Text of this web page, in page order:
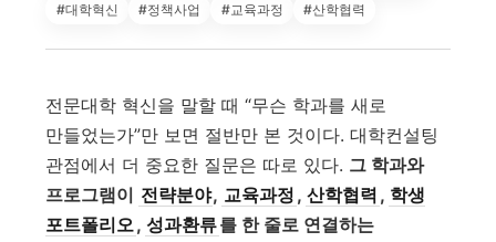
#대학혁신
#정책사업 #교육과정 #산학협력
전문대학 혁신을 말할 때 “무슨 학과를 새로
만들었는가”만 보면 절반만 본 것이다. 대학컨설팅
관점에서 더 중요한 질문은 따로 있다. 그 학과와
프로그램이 전략분야, 교육과정 , 산학협력 , 학생
포트폴리오, 성과환류를 한 줄로 연결하는